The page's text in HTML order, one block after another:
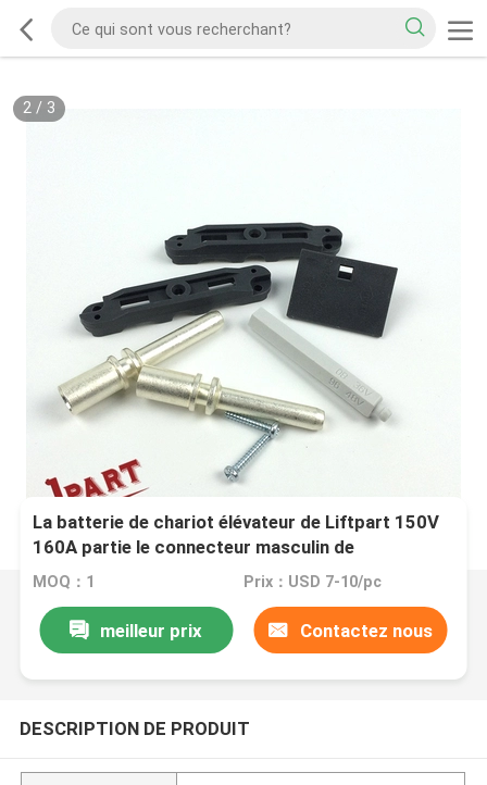
2/ 3
La batterie de chariot élévateur de Liftpart 150V
160A partie le connecteur masculin de
remplissage de prise adapté aux besoins du client
MOQ：1 Prix：USD 7-10/pc
meilleur prix Contactez nous
DESCRIPTION DE PRODUIT